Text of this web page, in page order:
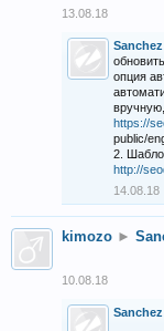
13.08.18
Sanchez
опция
https://
public/
2.
http://
14.08.18
kimozo ►
10.08.18
Sanchez